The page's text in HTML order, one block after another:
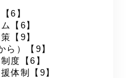
6】
【6】
【9】
ら）【9】
度【6】
体制【9】